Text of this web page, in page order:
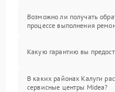
Возможно ли получать
процессе выполнения
Какую гарантию вы
В каких районах Калуги
сервисные центры Midea?